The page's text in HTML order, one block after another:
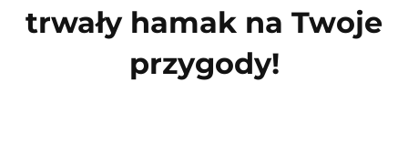
trwały hamak na Twoje
przygody!